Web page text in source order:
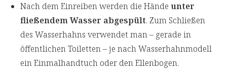
Nach dem Einreiben werden die Hände unter
fließendem Wasser abgespült. Zum Schließen
des Wasserhahns verwendet man – gerade in
öffentlichen Toiletten – je nach Wasserhahnmodell
ein Einmalhandtuch oder den Ellenbogen.